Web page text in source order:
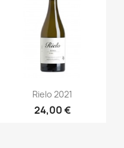
Aperçu rapide
Rielo 2021
24,00 €